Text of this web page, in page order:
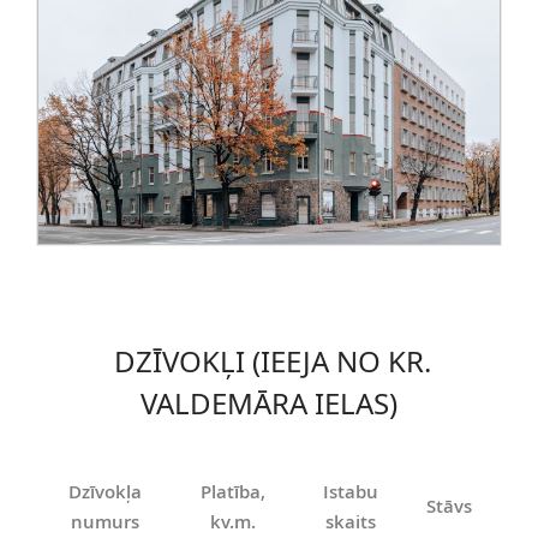
DZĪVOKĻI (IEEJA NO KR.
VALDEMĀRA IELAS)
Dzīvokļa
numurs
Platība,
kv.m.
Istabu
skaits
Stāvs